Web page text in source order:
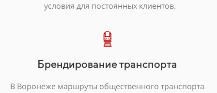
условия для постоянных клиентов.
Брендирование транспорта
В Воронеже маршруты общественного транспорта